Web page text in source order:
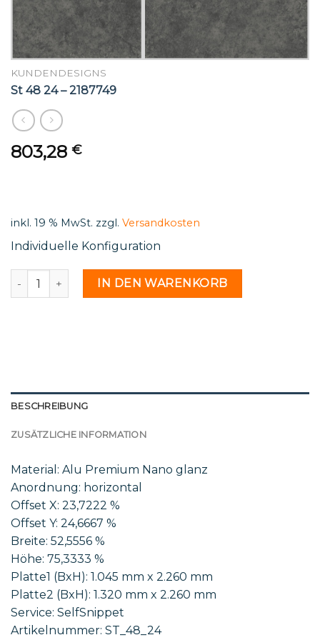
KUNDENDESIGNS
St 48 24 – 2187749
803,28 €
inkl. 19 % MwSt. zzgl. Versandkosten
Individuelle Konfiguration
St 48 24 - 2187749 MengeIN DEN WARENKORB
BESCHREIBUNG
ZUSÄTZLICHE INFORMATION
Material: Alu Premium Nano glanz
Anordnung: horizontal
Offset X: 23,7222 %
Offset Y: 24,6667 %
Breite: 52,5556 %
Höhe: 75,3333 %
Platte1 (BxH): 1.045 mm x 2.260 mm
Platte2 (BxH): 1.320 mm x 2.260 mm
Service: SelfSnippet
Artikelnummer: ST_48_24